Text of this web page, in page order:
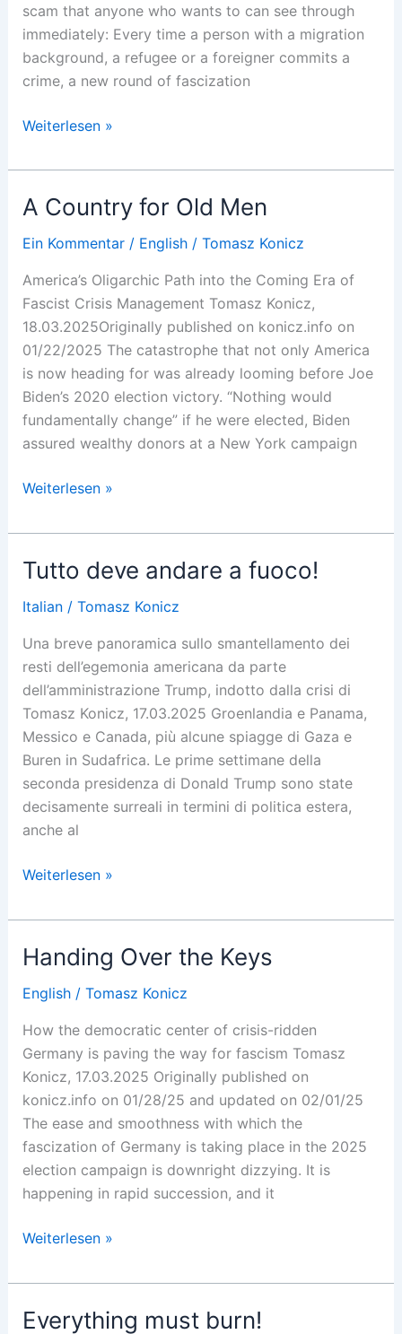
scam that anyone who wants to can see through
immediately: Every time a person with a migration
background, a refugee or a foreigner commits a
crime, a new round of fascization
Fascist
as
the
Election
Campaign
Up?
Weiterlesen »
A Country for Old Men
Ein Kommentar / English/ Tomasz Konicz
America’s Oligarchic Path into the Coming Era of
Fascist Crisis Management Tomasz Konicz,
18.03.2025Originally published on konicz.info on
01/22/2025 The catastrophe that not only America
is now heading for was already looming before Joe
Biden’s 2020 election victory. “Nothing would
fundamentally change” if he were elected, Biden
assured wealthy donors at a New York campaign
A
for
Old
Men
Weiterlesen »
Tutto deve andare a fuoco!
Italian/ Tomasz Konicz
Una breve panoramica sullo smantellamento dei
resti dell’egemonia americana da parte
dell’amministrazione Trump, indotto dalla crisi di
Tomasz Konicz, 17.03.2025 Groenlandia e Panama,
Messico e Canada, più alcune spiagge di Gaza e
Buren in Sudafrica. Le prime settimane della
seconda presidenza di Donald Trump sono state
decisamente surreali in termini di politica estera,
anche al
Tutto
andare
a
fuoco!
Weiterlesen »
Handing Over the Keys
English/ Tomasz Konicz
How the democratic center of crisis-ridden
Germany is paving the way for fascism Tomasz
Konicz, 17.03.2025 Originally published on
konicz.info on 01/28/25 and updated on 02/01/25
The ease and smoothness with which the
fascization of Germany is taking place in the 2025
election campaign is downright dizzying. It is
happening in rapid succession, and it
Handing
the
Weiterlesen »
Everything must burn!